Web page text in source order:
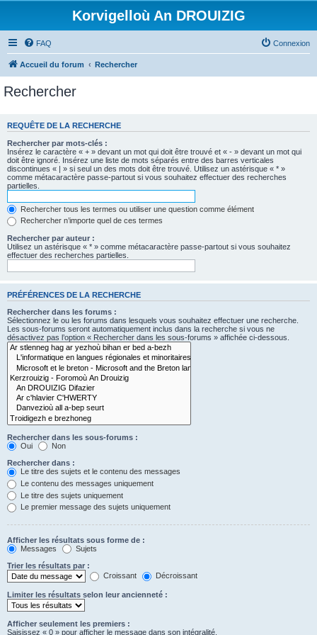
Korvigelloù An DROUIZIG
FAQ Connexion
Accueil du forum Rechercher
Rechercher
REQUÊTE DE LA RECHERCHE
Rechercher par mots-clés :
Insérez le caractère « + » devant un mot qui doit être trouvé et « - » devant un mot qui
doit être ignoré. Insérez une liste de mots séparés entre des barres verticales
discontinues « | » si seul un des mots doit être trouvé. Utilisez un astérisque « * »
comme métacaractère passe-partout si vous souhaitez effectuer des recherches
partielles.
Rechercher tous les termes ou utiliser une question comme élément
Rechercher n’importe quel de ces termes
Rechercher par auteur :
Utilisez un astérisque « * » comme métacaractère passe-partout si vous souhaitez
effectuer des recherches partielles.
PRÉFÉRENCES DE LA RECHERCHE
Rechercher dans les forums :
Sélectionnez le ou les forums dans lesquels vous souhaitez effectuer une recherche.
Les sous-forums seront automatiquement inclus dans la recherche si vous ne
désactivez pas l’option « Rechercher dans les sous-forums » affichée ci-dessous.
Rechercher dans les sous-forums :
Oui
Non
Rechercher dans :
Le titre des sujets et le contenu des messages
Le contenu des messages uniquement
Le titre des sujets uniquement
Le premier message des sujets uniquement
Afficher les résultats sous forme de :
Messages
Sujets
Trier les résultats par :
Croissant
Décroissant
Limiter les résultats selon leur ancienneté :
Afficher seulement les premiers :
Saisissez « 0 » pour afficher le message dans son intégralité.